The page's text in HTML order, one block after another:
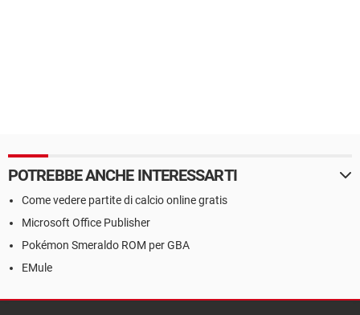
POTREBBE ANCHE INTERESSARTI
Come vedere partite di calcio online gratis
Microsoft Office Publisher
Pokémon Smeraldo ROM per GBA
EMule